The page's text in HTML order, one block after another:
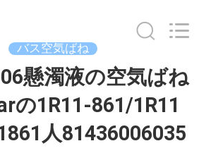
バス空気ばね
懸濁液の空気ばね
の1R11-861/1R11
人81436006035